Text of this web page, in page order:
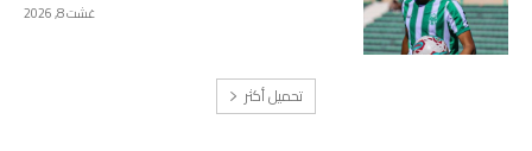
غشت 8, 2026
تحميل أكثر